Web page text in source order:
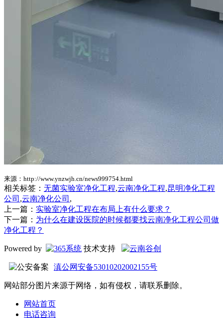
来源：http://www.ynzwjh.cn/news999754.html
相关标签： 无菌实验室净化工程,云南净化工程,昆明净化工程
公司 ,云南净化公司 ,
上一篇： 实验室净化工程在布局上有什么要求？
下一篇： 为什么在建设医院的时候都要找云南净化工程公司做
净化工程？
Powered by 技术支持
滇公网安备53010202002155号
网站部分图片来源于网络，如有侵权，请联系删除。
网站首页
电话咨询